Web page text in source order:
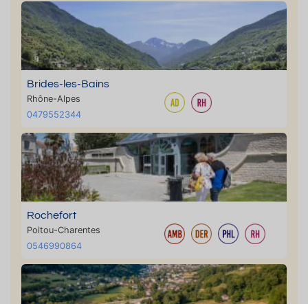
Brides-les-Bains
Rhône-Alpes
0479552344
Rochefort
Poitou-Charentes
0546990864